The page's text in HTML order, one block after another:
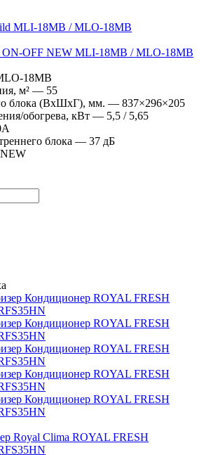
OFF NEW MLI-18MB / MLO-18MB
18MB
м² — 55
блока (ВхШхГ), мм. — 837×296×205
обогрева, кВт — 5,5 / 5,65
блока — 37 дБ
Royal Clima ROYAL FRESH